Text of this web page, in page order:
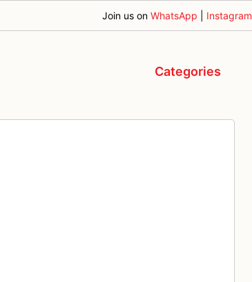
Join us on WhatsApp Instagram
Categories